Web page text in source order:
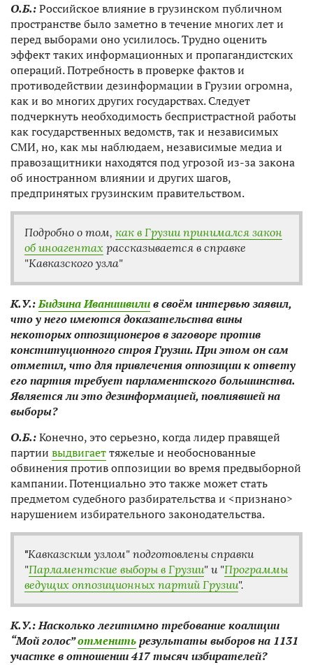
О.Б.:Российское влияние в грузинском публичном
пространстве было заметно в течение многих лет и
перед выборами оно усилилось. Трудно оценить
эффект таких информационных и пропагандистских
операций. Потребность в проверке фактов и
противодействии дезинформации в Грузии огромна,
как и во многих других государствах. Следует
подчеркнуть необходимость беспристрастной работы
как государственных ведомств, так и независимых
СМИ, но, как мы наблюдаем, независимые медиа и
правозащитники находятся под угрозой из-за закона
об иностранном влиянии и других шагов,
предпринятых грузинским правительством.
Подробно о том, как в Грузии принимался закон
об иноагентах рассказывается в справке
"Кавказского узла"
К.У.:Бидзина Иванишвилив своём интервью заявил,
что у него имеются доказательства вины
некоторых оппозиционеров в заговоре против
конституционного строя Грузии. При этом он сам
отметил, что для привлечения оппозиции к ответу
его партия требует парламентского большинства.
Является ли это дезинформацией, повлиявшей на
выборы?
О.Б.:Конечно, это серьезно, когда лидер правящей
партии выдвигаеттяжелые и необоснованные
обвинения против оппозиции во время предвыборной
кампании. Потенциально это также может стать
предметом судебного разбирательства и <признано>
нарушением избирательного законодательства.
"Кавказским узлом" подготовлены справки
"Парламентские выборы в Грузии" и "Программы
ведущих оппозиционных партий Грузии".
К.У.:Насколько легитимно требование коалиции
“Мой голос”отменитьрезультаты выборов на 1131
участке в отношении 417 тысяч избирателей?